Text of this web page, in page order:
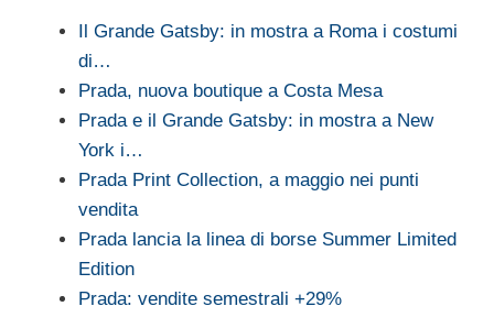
Il Grande Gatsby: in mostra a Roma i costumi
di…
Prada, nuova boutique a Costa Mesa
Prada e il Grande Gatsby: in mostra a New
York i…
Prada Print Collection, a maggio nei punti
vendita
Prada lancia la linea di borse Summer Limited
Edition
Prada: vendite semestrali +29%